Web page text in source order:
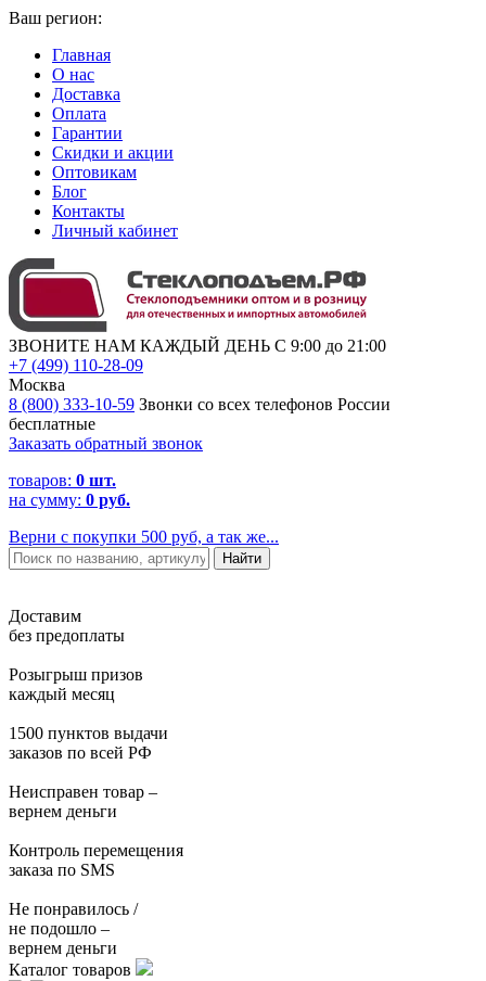
Ваш регион:
Главная
О нас
Доставка
Оплата
Гарантии
Скидки и акции
Оптовикам
Блог
Контакты
Личный кабинет
ЗВОНИТЕ НАМ КАЖДЫЙ ДЕНЬ С 9:00 до 21:00
+7 (499) 110-28-09
Москва
8 (800) 333-10-59 Звонки со всех телефонов России
бесплатные
Заказать обратный звонок
товаров: 0 шт.
на сумму: 0 руб.
Верни с покупки 500 руб, а так же...
Доставим
без предоплаты
Розыгрыш призов
каждый месяц
1500 пунктов выдачи
заказов по всей РФ
Неисправен товар –
вернем деньги
Контроль перемещения
заказа по SMS
Не понравилось /
не подошло –
вернем деньги
Каталог товаров